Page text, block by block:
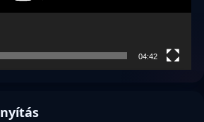
04:42